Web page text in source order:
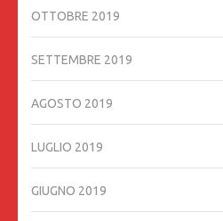
OTTOBRE 2019
SETTEMBRE 2019
AGOSTO 2019
LUGLIO 2019
GIUGNO 2019